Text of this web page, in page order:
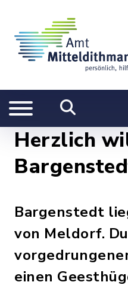
Herzlich
Bargenstedt
von Meldorf.
einen